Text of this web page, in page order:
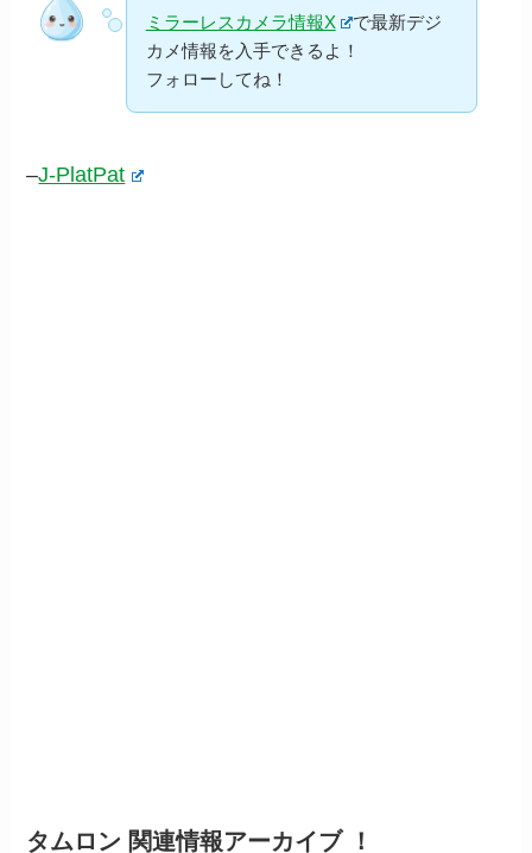
ミラーレスカメラ情報X
で最新デジ
カメ情報を入手できるよ！
フォローしてね！
–J-PlatPat
タムロン 関連情報アーカイブ ！